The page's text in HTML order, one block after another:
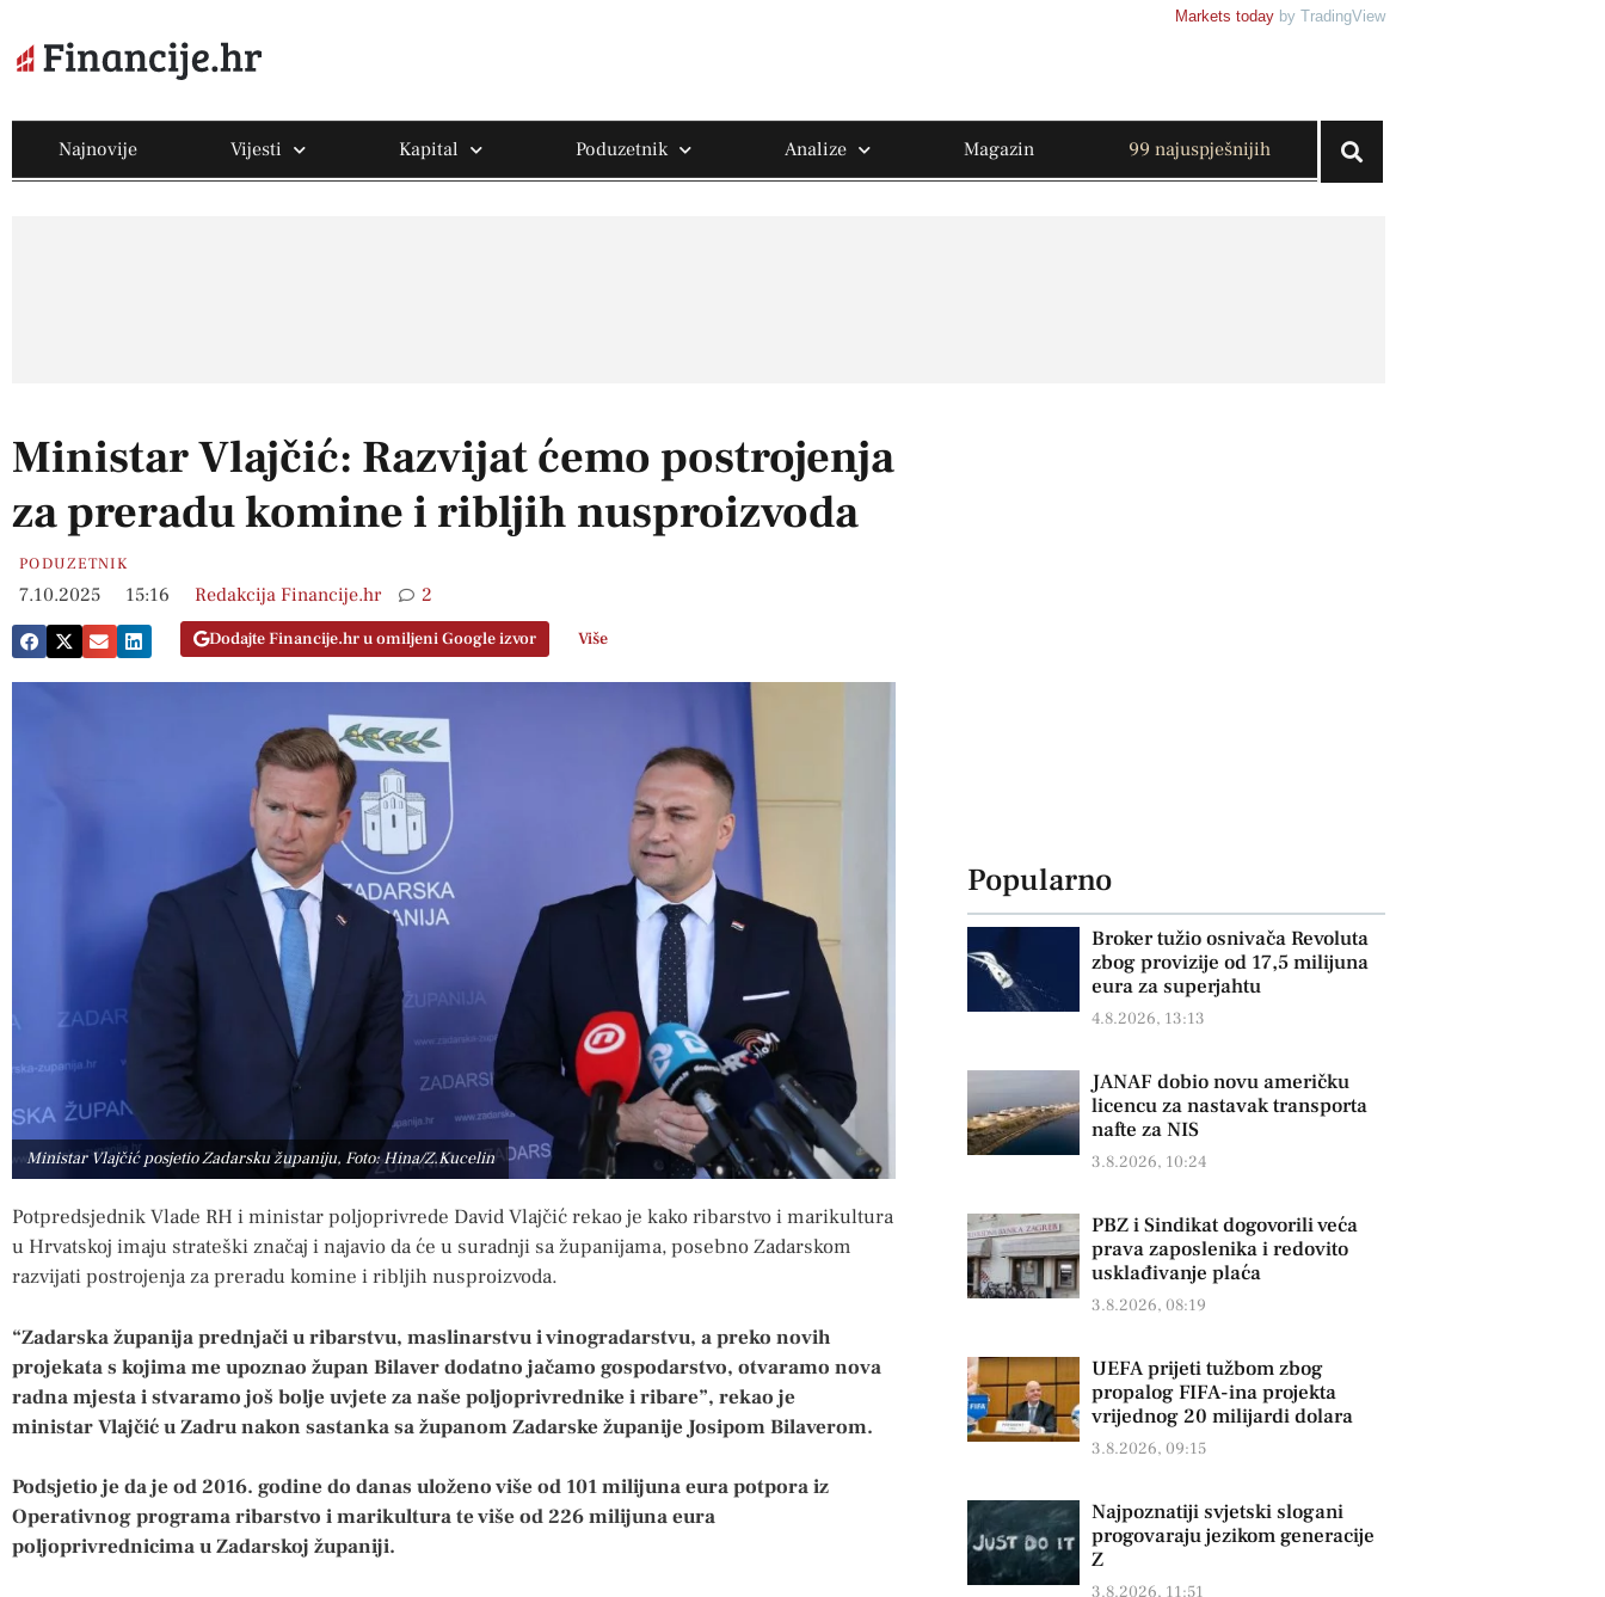
Markets today by TradingView
Najnovije Vijesti Kapital Poduzetnik Analize Magazin 99 najuspješnijih
Ministar Vlajčić: Razvijat ćemo postrojenja
za preradu komine i ribljih nusproizvoda
PODUZETNIK
7.10.2025 15:16 Redakcija Financije.hr 2
Dodajte Financije.hr u omiljeni Google izvor Više
Ministar Vlajčić posjetio Zadarsku županiju, Foto: Hina/Z.Kucelin
Potpredsjednik Vlade RH i ministar poljoprivrede David Vlajčić rekao je kako ribarstvo i marikultura
u Hrvatskoj imaju strateški značaj i najavio da će u suradnji sa županijama, posebno Zadarskom
razvijati postrojenja za preradu komine i ribljih nusproizvoda.
“Zadarska županija prednjači u ribarstvu, maslinarstvu i vinogradarstvu, a preko novih
projekata s kojima me upoznao župan Bilaver dodatno jačamo gospodarstvo, otvaramo nova
radna mjesta i stvaramo još bolje uvjete za naše poljoprivrednike i ribare”, rekao je
ministar Vlajčić u Zadru nakon sastanka sa županom Zadarske županije Josipom Bilaverom.
Podsjetio je da je od 2016. godine do danas uloženo više od 101 milijuna eura potpora iz
Operativnog programa ribarstvo i marikultura te više od 226 milijuna eura
poljoprivrednicima u Zadarskoj županiji.
Popularno
Broker tužio osnivača Revoluta
zbog provizije od 17,5 milijuna
eura za superjahtu
4.8.2026, 13:13
JANAF dobio novu američku
licencu za nastavak transporta
nafte za NIS
3.8.2026, 10:24
PBZ i Sindikat dogovorili veća
prava zaposlenika i redovito
usklađivanje plaća
3.8.2026, 08:19
UEFA prijeti tužbom zbog
propalog FIFA-ina projekta
vrijednog 20 milijardi dolara
3.8.2026, 09:15
Najpoznatiji svjetski slogani
progovaraju jezikom generacije
Z
3.8.2026, 11:51